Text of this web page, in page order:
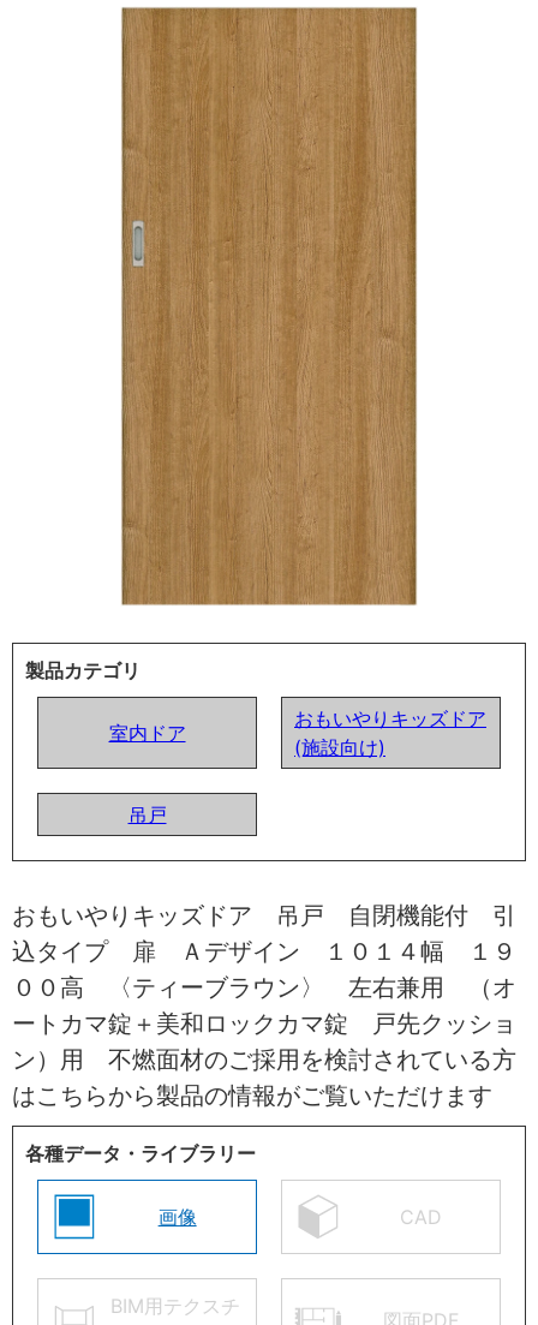
製品カテゴリ
室内ドア
おもいやりキッズドア
(施設向け)
吊戸
おもいやりキッズドア 吊戸 自閉機能付 引
込タイプ 扉 Ａデザイン １０１４幅 １９
００高 〈ティーブラウン〉 左右兼用 （オ
ートカマ錠＋美和ロックカマ錠 戸先クッショ
ン）用 不燃面材のご採用を検討されている方
はこちらから製品の情報がご覧いただけます
各種データ・ライブラリー
画像 CAD
BIM用テクスチ